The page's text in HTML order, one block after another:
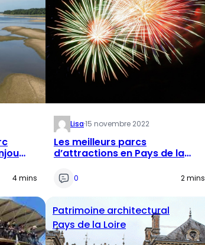
4 mins
Lisa·15 novembre 2022
Les meilleurs parcs
d’attractions en Pays de la
0 2 mins
Patrimoine architectural
Pays de la Loire